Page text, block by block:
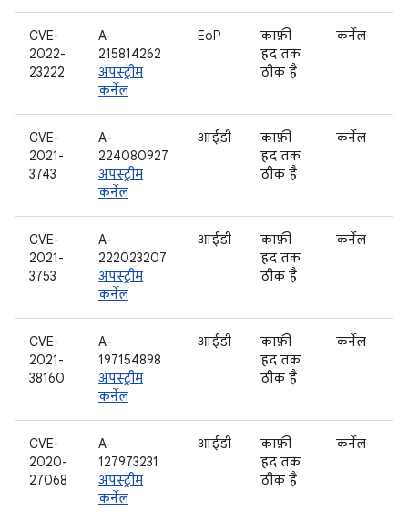
CVE-
2022-
23222
A-
215814262
अपस्ट्रीम
कर्नेल
EoP
काफ़ी
हद तक
ठीक है
कर्नेल
CVE-
2021-
3743
A-
224080927
अपस्ट्रीम
कर्नेल
आईडी
काफ़ी
हद तक
ठीक है
कर्नेल
CVE-
2021-
3753
A-
222023207
अपस्ट्रीम
कर्नेल
आईडी
काफ़ी
हद तक
ठीक है
कर्नेल
CVE-
2021-
38160
A-
197154898
अपस्ट्रीम
कर्नेल
आईडी
काफ़ी
हद तक
ठीक है
कर्नेल
CVE-
2020-
27068
A-
127973231
अपस्ट्रीम
कर्नेल
आईडी
काफ़ी
हद तक
ठीक है
कर्नेल